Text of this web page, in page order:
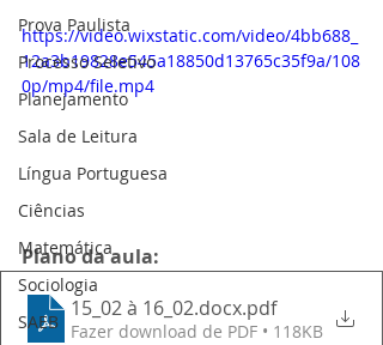
Prova Paulista
Processo Seletivo
Planejamento
Sala de Leitura
Língua Portuguesa
Ciências
Matemática
Sociologia
SAEB
https://video.wixstatic.com/video/4bb688_
12a3b19828e545a18850d13765c35f9a/108
0p/mp4/file.mp4
Plano da aula:
15_02 à 16_02.docx.pdf
Fazer download de PDF • 118KB